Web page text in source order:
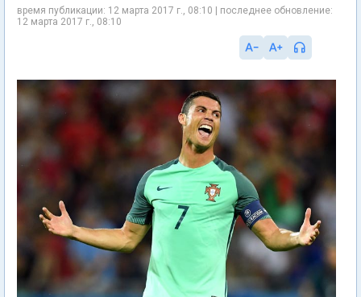
время публикации: 12 марта 2017 г., 08:10 | последнее обновление:
12 марта 2017 г., 08:10